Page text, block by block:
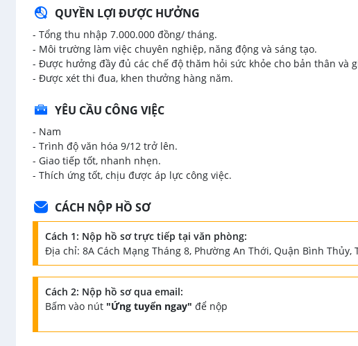
QUYỀN LỢI ĐƯỢC HƯỞNG
- Tổng thu nhập 7.000.000 đồng/ tháng.
- Môi trường làm việc chuyên nghiệp, năng động và sáng tạo.
- Được hưởng đầy đủ các chế độ thăm hỏi sức khỏe cho bản thân và
- Được xét thi đua, khen thưởng hàng năm.
YÊU CẦU CÔNG VIỆC
- Nam
- Trình độ văn hóa 9/12 trở lên.
- Giao tiếp tốt, nhanh nhẹn.
- Thích ứng tốt, chịu được áp lực công việc.
CÁCH NỘP HỒ SƠ
Cách 1: Nộp hồ sơ trực tiếp tại văn phòng:
Địa chỉ: 8A Cách Mạng Tháng 8, Phường An Thới, Quận Bình Thủy,
Cách 2: Nộp hồ sơ qua email:
Bấm vào nút "Ứng tuyển ngay" để nộp